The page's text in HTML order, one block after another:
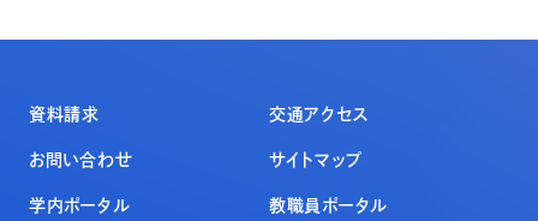
資料請求 交通アクセス
お問い合わせ サイトマップ
学内ポータル 教職員ポータル